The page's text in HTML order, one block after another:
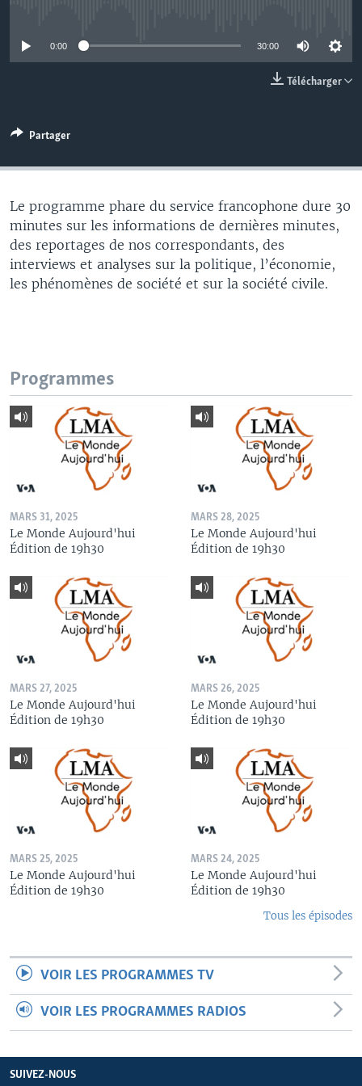
0:00 30:00
Télécharger
Partager
Le programme phare du service francophone dure 30
minutes sur les informations de dernières minutes,
des reportages de nos correspondants, des
interviews et analyses sur la politique, l’économie,
les phénomènes de société et sur la société civile.
Programmes
MARS 31, 2025
Le Monde Aujourd'hui
Édition de 19h30
MARS 28, 2025
Le Monde Aujourd'hui
Édition de 19h30
MARS 27, 2025
Le Monde Aujourd'hui
Édition de 19h30
MARS 26, 2025
Le Monde Aujourd'hui
Édition de 19h30
MARS 25, 2025
Le Monde Aujourd'hui
Édition de 19h30
MARS 24, 2025
Le Monde Aujourd'hui
Édition de 19h30
Tous les épisodes
VOIR LES PROGRAMMES TV
VOIR LES PROGRAMMES RADIOS
SUIVEZ-NOUS